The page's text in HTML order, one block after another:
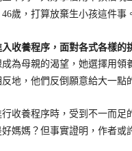
46歲，打算放棄生小孩這件事。
養程序，面對各式各樣的
母親的渴望，她選擇用領養
反地，他們反倒願意給大一點
養程序時，受到不一而足
媽媽？但事實證明，作者或